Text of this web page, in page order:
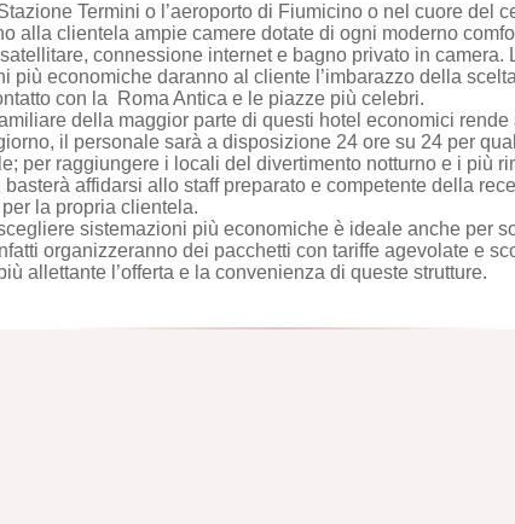
Termini o l’aeroporto di Fiumicino o nel cuore del
alla clientela ampie camere dotate di ogni moderno
connessione internet e bagno privato in camera.
più economiche daranno al cliente l’imbarazzo della
con la Roma Antica e le piazze più celebri.
della maggior parte di questi hotel economici
il personale sarà a disposizione 24 ore su 24 per
per raggiungere i locali del divertimento notturno e i più
affidarsi allo staff preparato e competente della
la propria clientela.
sistemazioni più economiche è ideale anche per
organizzeranno dei pacchetti con tariffe agevolate e
allettante l’offerta e la convenienza di queste strutture.